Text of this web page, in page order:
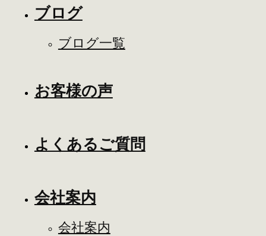
ブログ
ブログ一覧
お客様の声
よくあるご質問
会社案内
会社案内